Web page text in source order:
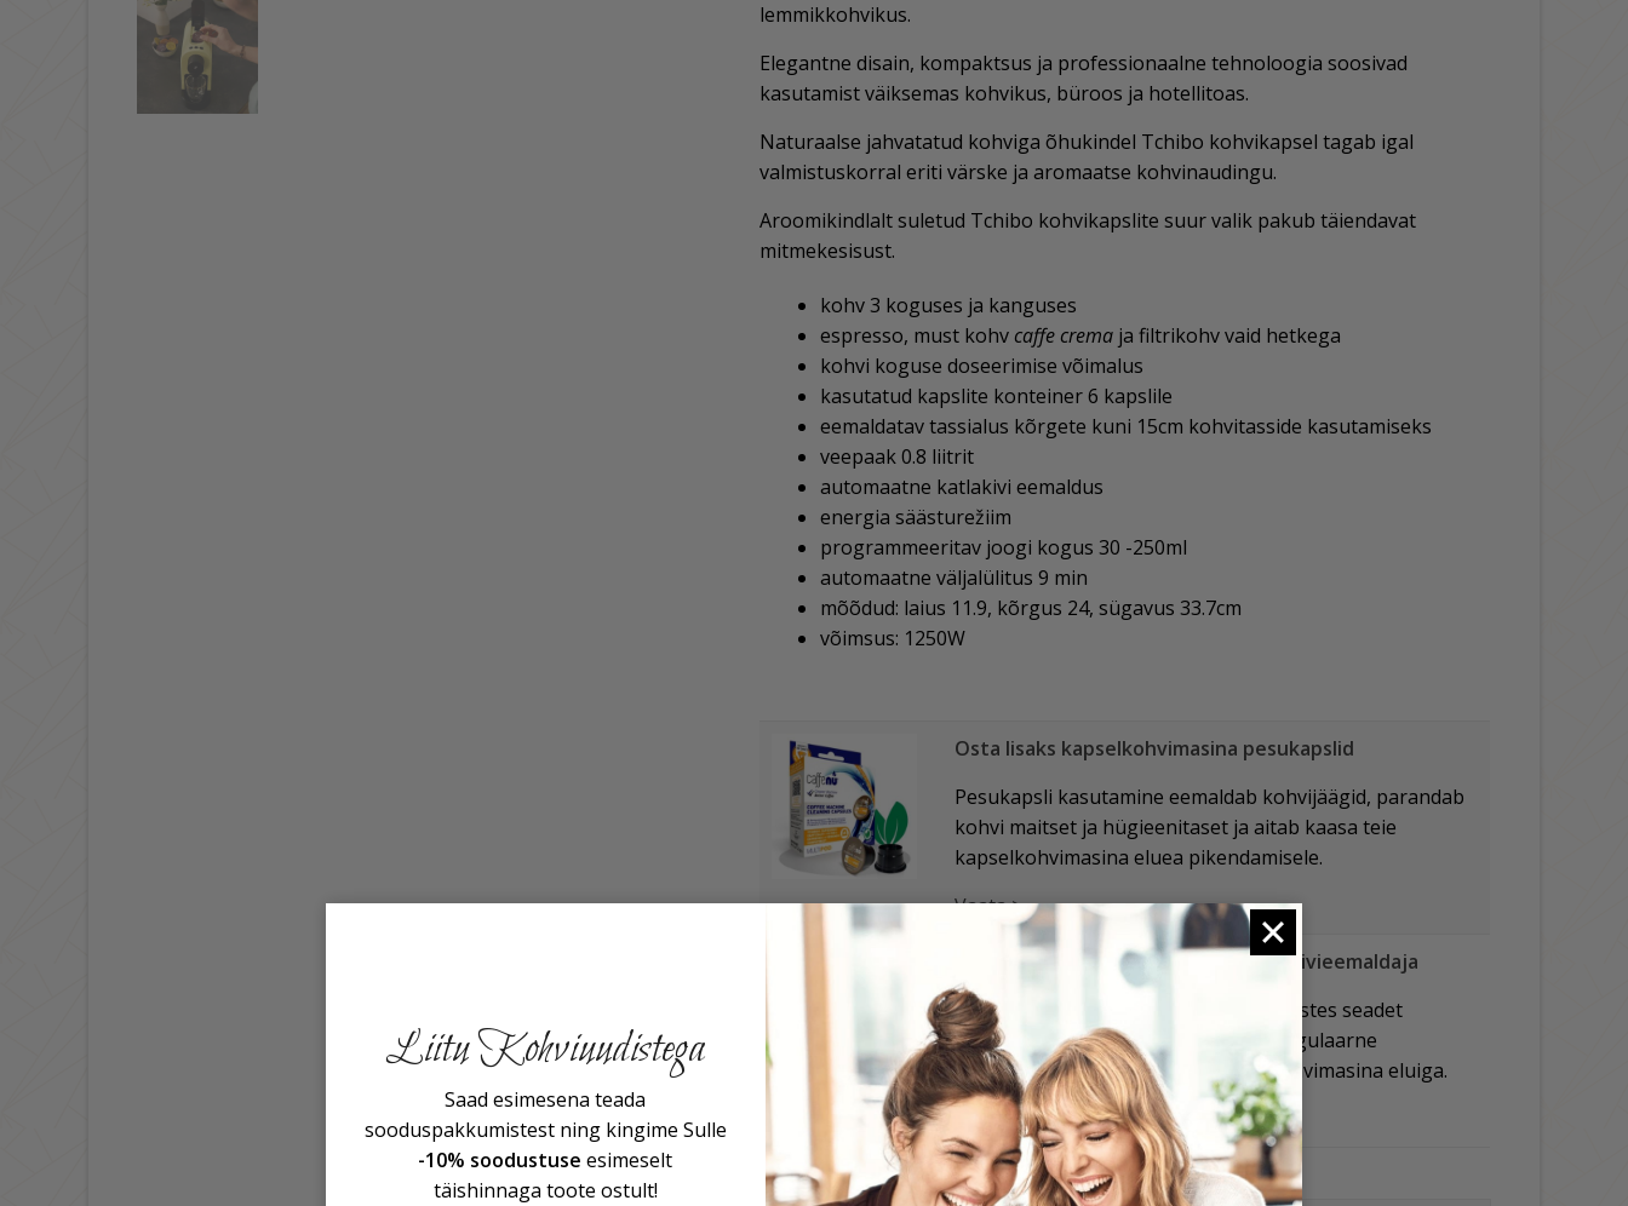
lemmikkohvikus.
Elegantne disain, kompaktsus ja professionaalne tehnoloogia soosivad
kasutamist väiksemas kohvikus, büroos ja hotellitoas.
Naturaalse jahvatatud kohviga õhukindel Tchibo kohvikapsel tagab igal
valmistuskorral eriti värske ja aromaatse kohvinaudingu.
Aroomikindlalt suletud Tchibo kohvikapslite suur valik pakub täiendavat
mitmekesisust.
kohv 3 koguses ja kanguses
espresso, must kohv caffe crema ja filtrikohv vaid hetkega
kohvi koguse doseerimise võimalus
kasutatud kapslite konteiner 6 kapslile
eemaldatav tassialus kõrgete kuni 15cm kohvitasside kasutamiseks
veepaak 0.8 liitrit
automaatne katlakivi eemaldus
energia säästurežiim
programmeeritav joogi kogus 30 -250ml
automaatne väljalülitus 9 min
mõõdud: laius 11.9, kõrgus 24, sügavus 33.7cm
võimsus: 1250W
Osta lisaks kapselkohvimasina pesukapslid
Pesukapsli kasutamine eemaldab kohvijäägid, parandab
kohvi maitset ja hügieenitaset ja aitab kaasa teie
kapselkohvimasina eluea pikendamisele.
Vaata >
Osta lisaks kapselkohvimasina katlakivieemaldaja
Puhasta oma kapselkohvimasinat kaitstes seadet
katlakivi kahjustuste eest. Katlakivi regulaarne
eemaldamine pikendab teie kapselkohvimasina eluiga.
Vaata >
Liitu Kohviuudistega
Saad esimesena teada
sooduspakkumistest ning kingime Sulle
-10% soodustuse esimeselt
täishinnaga toote ostult!